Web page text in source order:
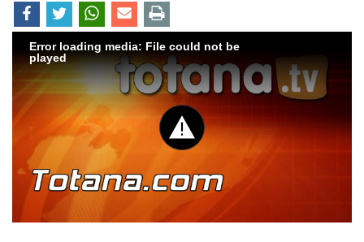
Error loading media: File could not be
played